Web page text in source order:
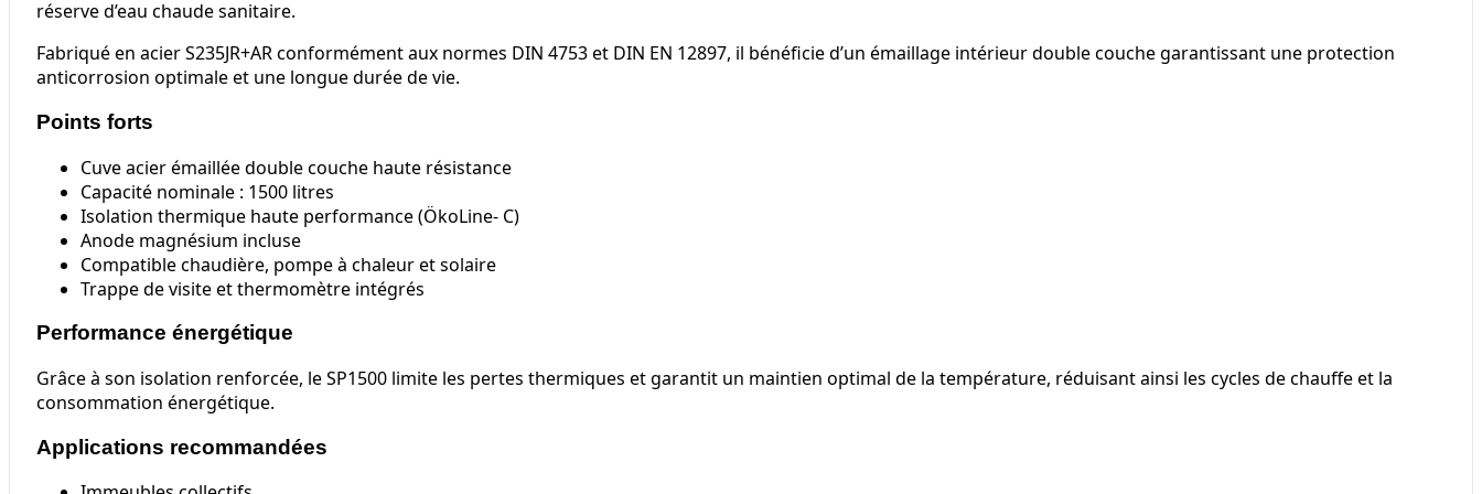
réserve d’eau chaude sanitaire.
Fabriqué en acier S235JR+AR conformément aux normes DIN 4753 et DIN EN 12897, il bénéficie d’un émaillage intérieur double couche garantissant une protection
anticorrosion optimale et une longue durée de vie.
Points forts
Cuve acier émaillée double couche haute résistance
Capacité nominale : 1500 litres
Isolation thermique haute performance (ÖkoLine- C)
Anode magnésium incluse
Compatible chaudière, pompe à chaleur et solaire
Trappe de visite et thermomètre intégrés
Performance énergétique
Grâce à son isolation renforcée, le SP1500 limite les pertes thermiques et garantit un maintien optimal de la température, réduisant ainsi les cycles de chauffe et la
consommation énergétique.
Applications recommandées